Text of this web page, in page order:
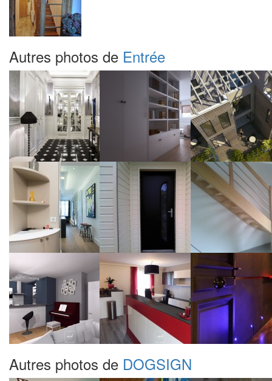
Autres photos de Entrée
Autres photos de DOGSIGN